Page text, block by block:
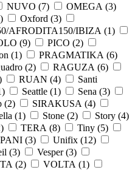
NUVO (7) OMEGA (3)
) Oxford (3)
AFRODITA150/IBIZA (1)
(9) PICO (2)
(1) PRAGMATIKA (6)
(2) RAGUZA (6)
RUAN (4)
Santi
) Seattle (1) Sena (3)
(2) SIRAKUSA (4)
(1) Stone (2) Story (4)
) TERA (8) Tiny (5)
(3) Unifix (12)
(3) Vesper (3)
(2) VOLTA (1)